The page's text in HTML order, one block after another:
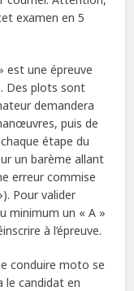
examen en 5
est une épreuve
Des plots sont
demandera
puis de
étape du
un barème allant
erreur commise
Pour valider
minimum un « A »
à l’épreuve.
conduire moto se
le candidat en